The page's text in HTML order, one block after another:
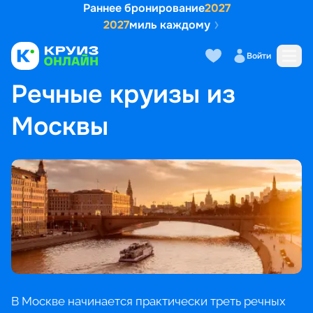
Раннее бронирование2027
2027миль каждому
Войти
ГЛАВНАЯ • ПОПУЛЯРНЫЕ НАПРАВЛЕНИЯ
РЕЧНЫЕ КРУИЗЫ ИЗ МОСКВЫ
Речные круизы из
Москвы
В Москве начинается практически треть речных